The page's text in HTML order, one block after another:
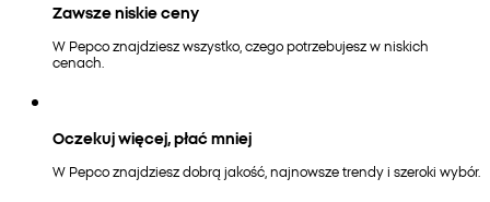
Zawsze niskie ceny
W Pepco znajdziesz wszystko, czego potrzebujesz w niskich
cenach.
Oczekuj więcej, płać mniej
W Pepco znajdziesz dobrą jakość, najnowsze trendy i szeroki wybór.